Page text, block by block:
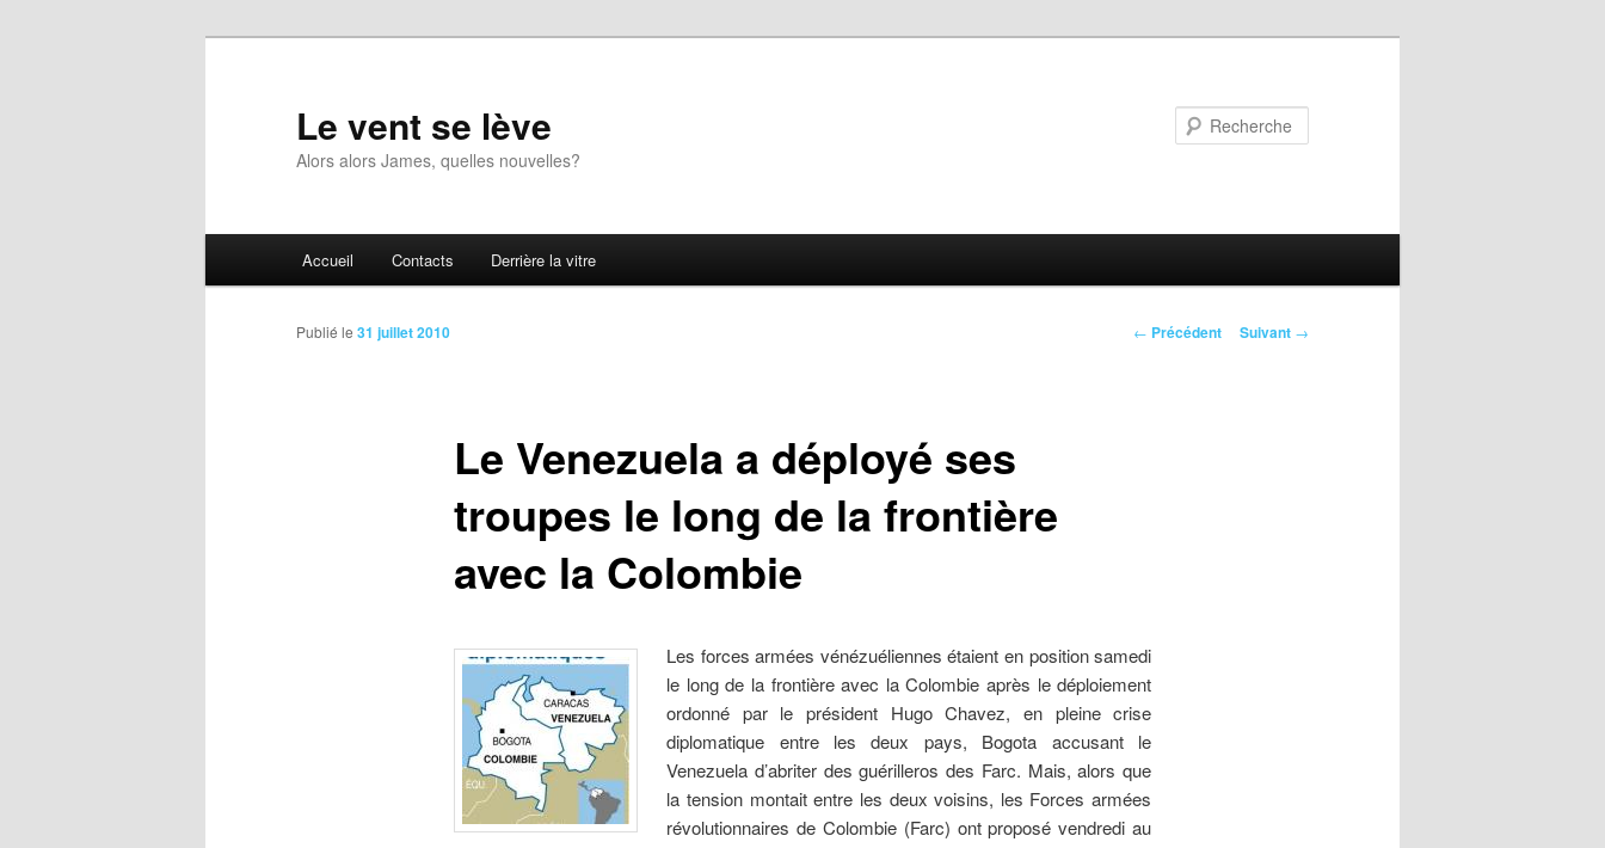
Le vent se lève
Alors alors James, quelles nouvelles?
Accueil Contacts Derrière la vitre
Navigation
← Précédent Suivant →
Le Venezuela a déployé ses
troupes le long de la frontière
avec la Colombie
Publié le 31 juillet 2010
Les forces armées vénézuéliennes étaient en position samedi
le long de la frontière avec la Colombie après le déploiement
ordonné par le président Hugo Chavez, en pleine crise
diplomatique entre les deux pays, Bogota accusant le
Venezuela d’abriter des guérilleros des Farc. Mais, alors que
la tension montait entre les deux voisins, les Forces armées
révolutionnaires de Colombie (Farc) ont proposé vendredi au